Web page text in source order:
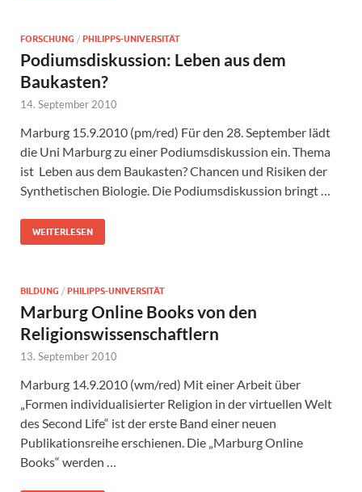
FORSCHUNG / PHILIPPS-UNIVERSITÄT
Podiumsdiskussion: Leben aus dem
Baukasten?
14. September 2010
Marburg 15.9.2010 (pm/red) Für den 28. September lädt
die Uni Marburg zu einer Podiumsdiskussion ein. Thema
ist Leben aus dem Baukasten? Chancen und Risiken der
Synthetischen Biologie. Die Podiumsdiskussion bringt …
WEITERLESEN
BILDUNG / PHILIPPS-UNIVERSITÄT
Marburg Online Books von den
Religionswissenschaftlern
13. September 2010
Marburg 14.9.2010 (wm/red) Mit einer Arbeit über
„Formen individualisierter Religion in der virtuellen Welt
des Second Life“ ist der erste Band einer neuen
Publikationsreihe erschienen. Die „Marburg Online
Books“ werden …